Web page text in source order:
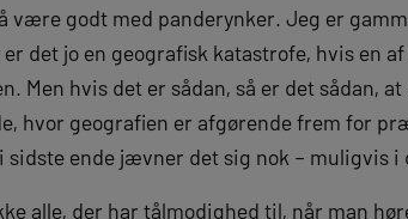
være godt med panderynker. Jeg er
det jo en geografisk katastrofe, hvis en
Men hvis det er sådan, så er det sådan,
hvor geografien er afgørende frem for
sidste ende jævner det sig nok – muligvis i
alle, der har tålmodighed til, når man